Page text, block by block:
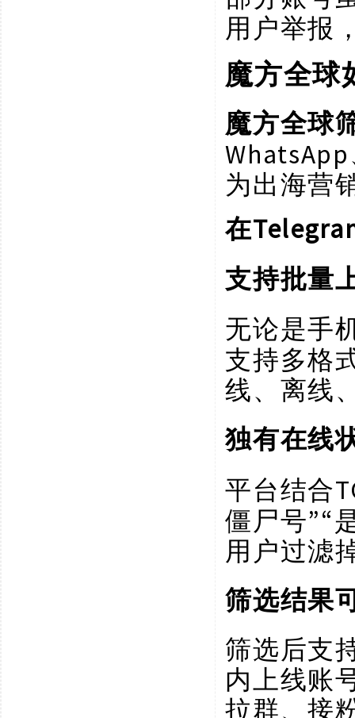
用户举报
魔方全球
魔方全球
为出海营
在
支持批量
无论是手
支持多格
线、离线
独有在线
平台结合
僵尸号”“
用户过滤
筛选结果
筛选后支
内上线账
拉群、接